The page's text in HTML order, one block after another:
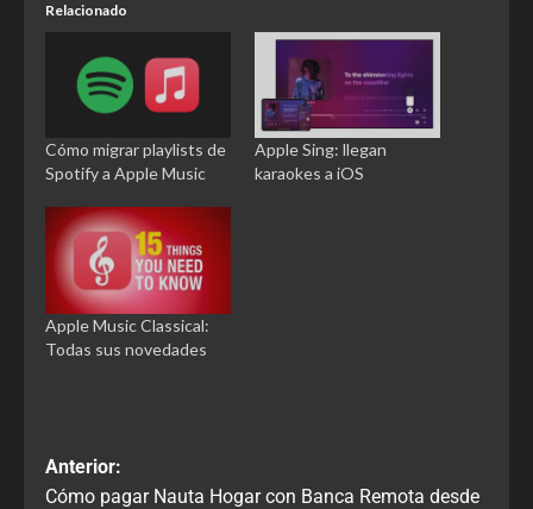
Relacionado
Cómo migrar playlists de
Spotify a Apple Music
Apple Sing: llegan
karaokes a iOS
Apple Music Classical:
Todas sus novedades
Anterior:
Cómo pagar Nauta Hogar con Banca Remota desde